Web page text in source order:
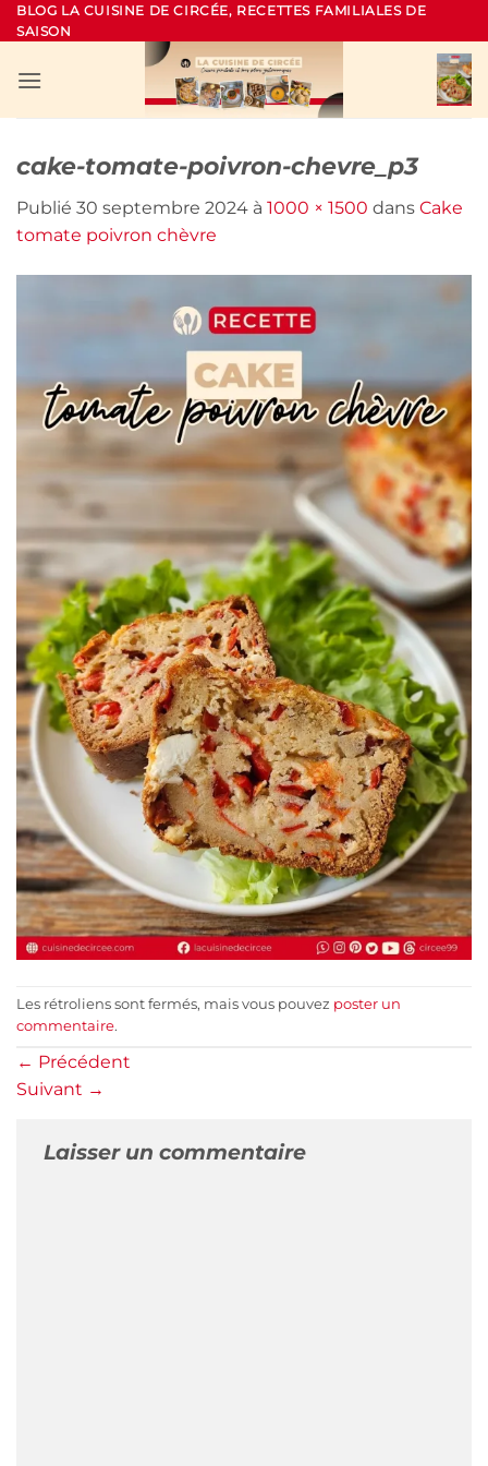
Passer
au
BLOG LA CUISINE DE CIRCÉE, RECETTES FAMILIALES DE
SAISON
cake-tomate-poivron-chevre_p3
Publié 30 septembre 2024 à 1000 × 1500 dans Cake
tomate poivron chèvre
Les rétroliens sont fermés, mais vous pouvez poster un
commentaire.
← Précédent
Suivant →
Laisser un commentaire